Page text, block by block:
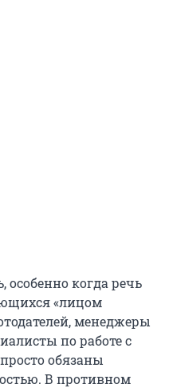
особенно когда речь
«лицом
менеджеры
по работе с
обязаны
В противном